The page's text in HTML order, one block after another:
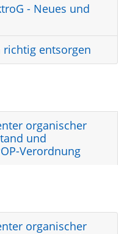
- Neues und
entsorgen
organischer
und
Verordnung
organischer